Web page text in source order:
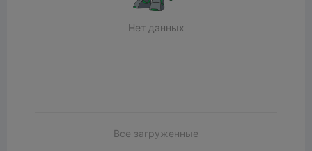
Нет данных
Все загруженные